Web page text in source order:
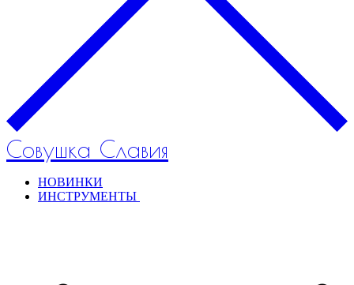
Совушка Славия
НОВИНКИ
ИНСТРУМЕНТЫ